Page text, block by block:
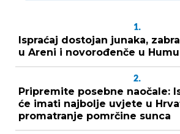
1.
Ispraćaj dostojan junaka,
u Areni i novorođenče u Humu
2.
Pripremite posebne naočale:
će imati najbolje uvjete u
promatranje pomrčine sunca